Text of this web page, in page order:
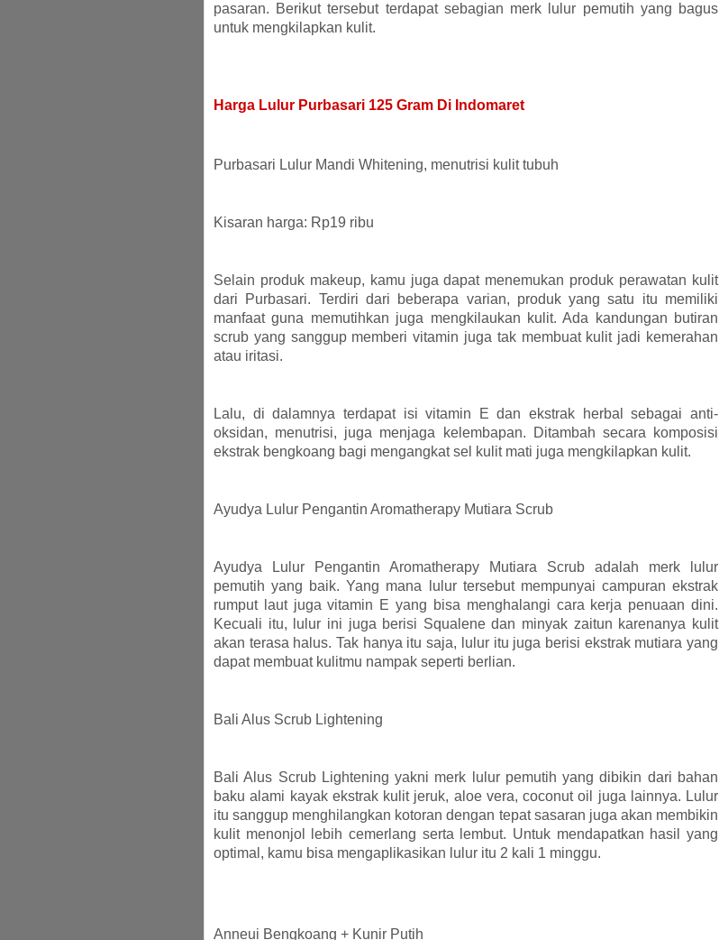
pasaran. Berikut tersebut terdapat sebagian merk lulur pemutih yang bagus
untuk mengkilapkan kulit.
Harga Lulur Purbasari 125 Gram Di Indomaret
Purbasari Lulur Mandi Whitening, menutrisi kulit tubuh
Kisaran harga: Rp19 ribu
Selain produk makeup, kamu juga dapat menemukan produk perawatan kulit
dari Purbasari. Terdiri dari beberapa varian, produk yang satu itu memiliki
manfaat guna memutihkan juga mengkilaukan kulit. Ada kandungan butiran
scrub yang sanggup memberi vitamin juga tak membuat kulit jadi kemerahan
atau iritasi.
Lalu, di dalamnya terdapat isi vitamin E dan ekstrak herbal sebagai anti-
oksidan, menutrisi, juga menjaga kelembapan. Ditambah secara komposisi
ekstrak bengkoang bagi mengangkat sel kulit mati juga mengkilapkan kulit.
Ayudya Lulur Pengantin Aromatherapy Mutiara Scrub
Ayudya Lulur Pengantin Aromatherapy Mutiara Scrub adalah merk lulur
pemutih yang baik. Yang mana lulur tersebut mempunyai campuran ekstrak
rumput laut juga vitamin E yang bisa menghalangi cara kerja penuaan dini.
Kecuali itu, lulur ini juga berisi Squalene dan minyak zaitun karenanya kulit
akan terasa halus. Tak hanya itu saja, lulur itu juga berisi ekstrak mutiara yang
dapat membuat kulitmu nampak seperti berlian.
Bali Alus Scrub Lightening
Bali Alus Scrub Lightening yakni merk lulur pemutih yang dibikin dari bahan
baku alami kayak ekstrak kulit jeruk, aloe vera, coconut oil juga lainnya. Lulur
itu sanggup menghilangkan kotoran dengan tepat sasaran juga akan membikin
kulit menonjol lebih cemerlang serta lembut. Untuk mendapatkan hasil yang
optimal, kamu bisa mengaplikasikan lulur itu 2 kali 1 minggu.
Anneui Bengkoang + Kunir Putih